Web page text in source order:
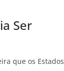
Ser
que os Estados